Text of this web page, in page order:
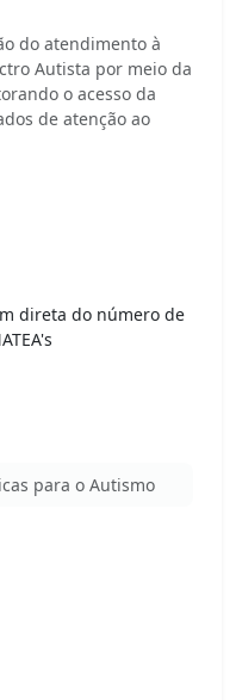
do atendimento à
Autista por meio da
o acesso da
de atenção ao
direta do número de
para o Autismo